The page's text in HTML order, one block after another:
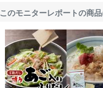
このモニターレポートの商